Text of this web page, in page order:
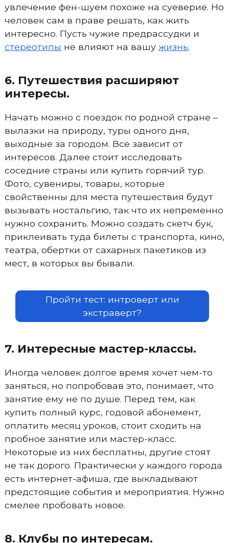
увлечение фен-шуем похоже на суеверие. Но
человек сам в праве решать, как жить
интересно. Пусть чужие предрассудки и
стереотипы не влияют на вашу жизнь.
6. Путешествия расширяют
интересы.
Начать можно с поездок по родной стране –
вылазки на природу, туры одного дня,
выходные за городом. Все зависит от
интересов. Далее стоит исследовать
соседние страны или купить горячий тур.
Фото, сувениры, товары, которые
свойственны для места путешествия будут
вызывать ностальгию, так что их непременно
нужно сохранить. Можно создать скетч бук,
приклеивать туда билеты с транспорта, кино,
театра, обертки от сахарных пакетиков из
мест, в которых вы бывали.
Пройти тест: интроверт или
экстраверт?
7. Интересные мастер-классы.
Иногда человек долгое время хочет чем-то
заняться, но попробовав это, понимает, что
занятие ему не по душе. Перед тем, как
купить полный курс, годовой абонемент,
оплатить месяц уроков, стоит сходить на
пробное занятие или мастер-класс.
Некоторые из них бесплатны, другие стоят
не так дорого. Практически у каждого города
есть интернет-афиша, где выкладывают
предстоящие события и мероприятия. Нужно
смелее пробовать новое.
8. Клубы по интересам.